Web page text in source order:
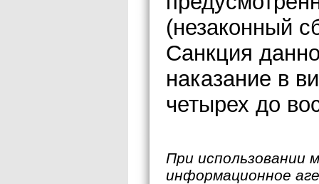
(незаконный
Санкция
наказание в
четырех до
При использовании
информационное